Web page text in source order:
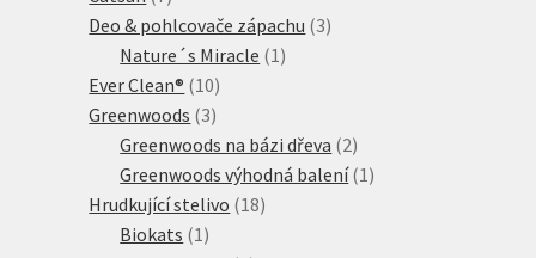
produktů
Deo & pohlcovače zápachu 33
Nature´s Miracle 11
Ever Clean® 1010
produktů
Greenwoods 33
produkty
Greenwoods na bázi dřeva 22
produkty
Greenwoods výhodná balení 11
Hrudkující stelivo 1818
Biokats 11